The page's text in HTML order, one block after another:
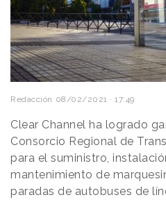
Redacción 08/02/2021 · 17:49
Clear Channel ha logrado
Consorcio Regional de
para el suministro,
mantenimiento de
paradas de autobuses de